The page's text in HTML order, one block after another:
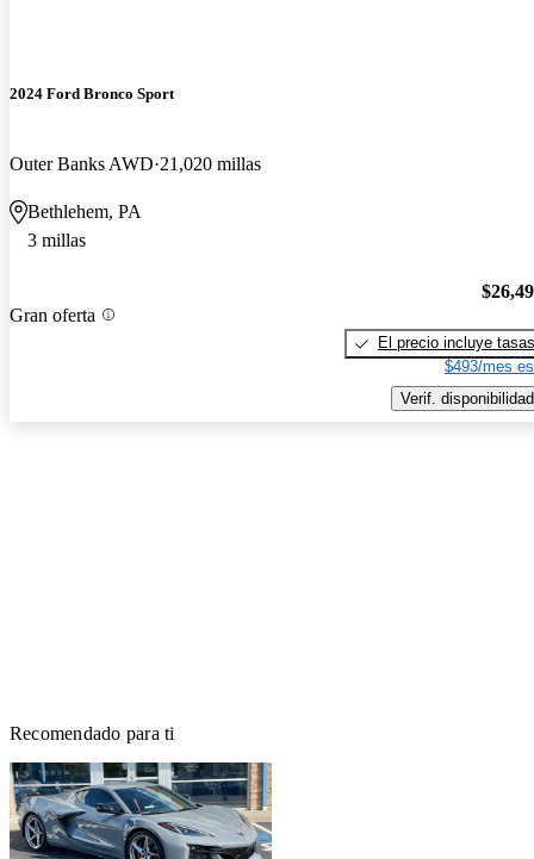
2024 Ford Bronco Sport
Outer Banks AWD 21,020 millas
Bethlehem, PA
3 millas
Gran oferta
El precio incluye tasas
$493/mes
Verif. disponibilidad
Recomendado para ti